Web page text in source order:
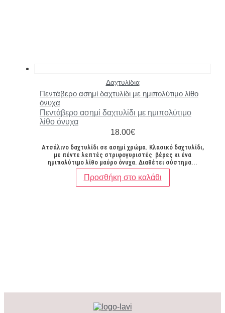
Δαχτυλίδια
Πεντάβερο ασημί δαχτυλίδι με ημιπολύτιμο λίθο
όνυχα
Πεντάβερο ασημί δαχτυλίδι με ημιπολύτιμο
λίθο όνυχα
18.00€
Ατσάλινο δαχτυλίδι σε ασημί χρώμα. Κλασικό δαχτυλίδι,
με πέντε λεπτές στριφογυριστές βέρες κι ένα
ημιπολύτιμο λίθο μαύρο όνυχα. Διαθέτει σύστημα...
Προσθήκη στο καλάθι